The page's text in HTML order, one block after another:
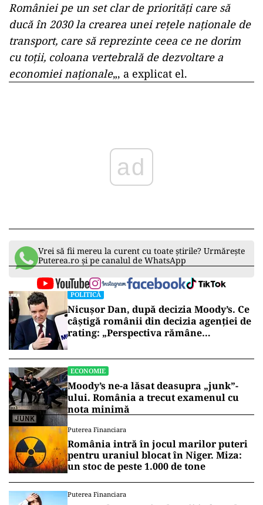
României pe un set clar de priorităţi care să
ducă în 2030 la crearea unei reţele naţionale de
transport, care să reprezinte ceea ce ne dorim
cu toţii, coloana vertebrală de dezvoltare a
economiei naţionale„, a explicat el.
ad
Vrei să fii mereu la curent cu toate știrile? Urmărește
Puterea.ro și pe canalul de WhatsApp
POLITICĂ
Nicușor Dan, după decizia Moody’s. Ce
câștigă românii din decizia agenției de
rating: „Perspectiva rămâne
ECONOMIE
Moody’s ne-a lăsat deasupra „junk”-
ului. România a trecut examenul cu
nota minimă
Puterea Financiara
România intră în jocul marilor puteri
pentru uraniul blocat în Niger. Miza:
un stoc de peste 1.000 de tone
Puterea Financiara